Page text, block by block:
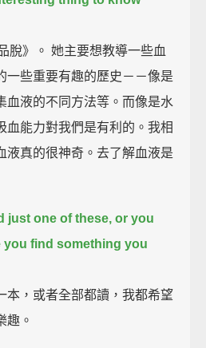
脫》。 她主要想教導一些血
一些重要有趣的歷史－－像是
血液的不同方法等。而像是水
血能力對我們是有利的。我相
液真的很神奇。去了解血液是
just one of these, or you
you find something you
本，或者全部都讀，我都希望
趣。